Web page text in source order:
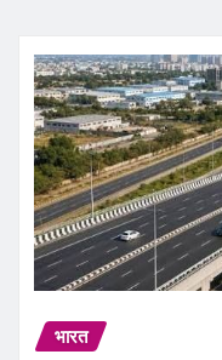
भारत